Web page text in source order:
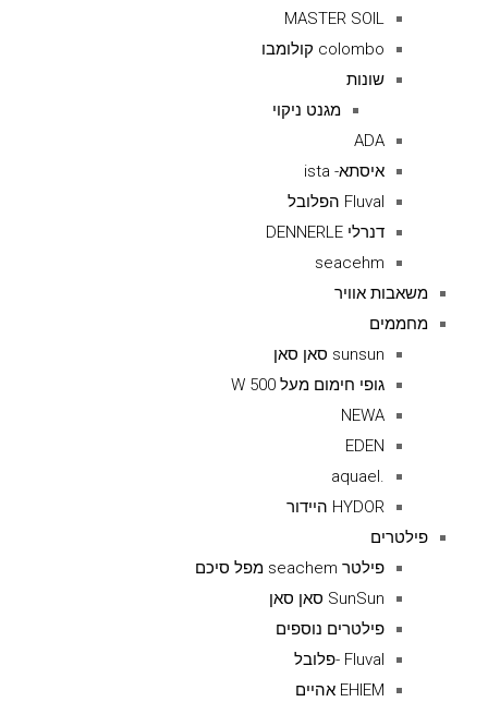
MASTER SOIL
colombo קולומבו
שונות
מגנט ניקוי
ADA
איסתא- ista
Fluval הפלובל
דנרלי DENNERLE
seacehm
משאבות אוויר
מחממים
sunsun סאן סאן
גופי חימום מעל 500 W
NEWA
EDEN
.aquael
HYDOR היידור
פילטרים
פילטר seachem מפל סיכם
SunSun סאן סאן
פילטרים נוספים
Fluval -פלובל
EHIEM אהיים